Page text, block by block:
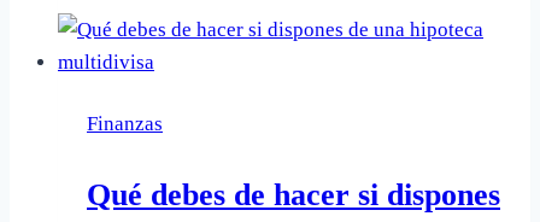
de
Finanzas
Qué debes de hacer si dispones